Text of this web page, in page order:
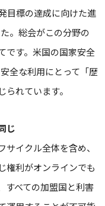
目標の達成に向けた進
。総会がこの分野の
です。米国の国家安全
全な利用にとって「歴
れています。
じ
イクル全体を含め、
権利がオンラインでも
すべての加盟国と利害